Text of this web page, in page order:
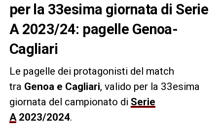
per la 33esima giornata di Serie
A 2023/24: pagelle Genoa-
Cagliari
Le pagelle dei protagonisti del match
tra Genoa e Cagliari, valido per la 33esima
giornata del campionato di Serie
A2023/2024.